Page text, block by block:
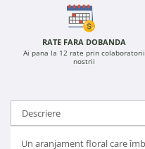
RATE FARA DOBANDA
Ai pana la 12 rate prin colaboratorii
nostrii
Descriere
Un aranjament floral care